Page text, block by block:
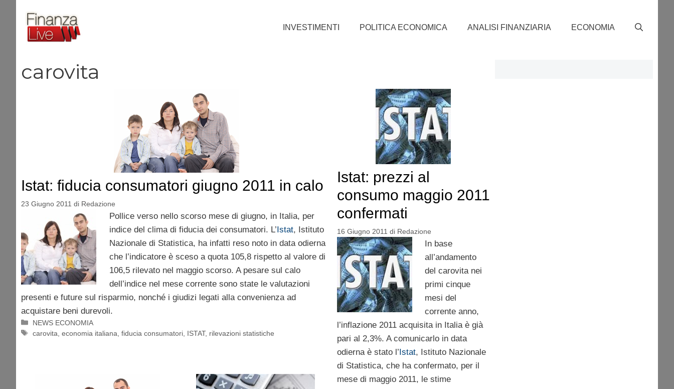
contenuto
INVESTIMENTI POLITICA ECONOMICA ANALISI FINANZIARIA ECONOMIA
carovita
Istat: fiducia consumatori giugno 2011 in calo
23 Giugno 2011 di Redazione
Pollice verso nello scorso mese di giugno, in Italia, per
indice del clima di fiducia dei consumatori. L’Istat, Istituto
Nazionale di Statistica, ha infatti reso noto in data odierna
che l’indicatore è sceso a quota 105,8 rispetto al valore di
106,5 rilevato nel maggio scorso. A pesare sul calo
dell’indice nel mese corrente sono state le valutazioni
presenti e future sul risparmio, nonché i giudizi legati alla convenienza ad
acquistare beni durevoli.
Categorie
NEWS ECONOMIA
Tag
carovita ,economia italiana ,fiducia consumatori ISTAT, rilevazioni statistiche
Istat: prezzi al
consumo maggio 2011
confermati
16 Giugno 2011 di Redazione
In base
all’andamento
del carovita nei
primi cinque
mesi del
corrente anno,
l’inflazione 2011 acquisita in Italia è già
pari al 2,3%. A comunicarlo in data
odierna è stato l’Istat, Istituto Nazionale
di Statistica, che ha confermato, per il
mese di maggio 2011, le stime